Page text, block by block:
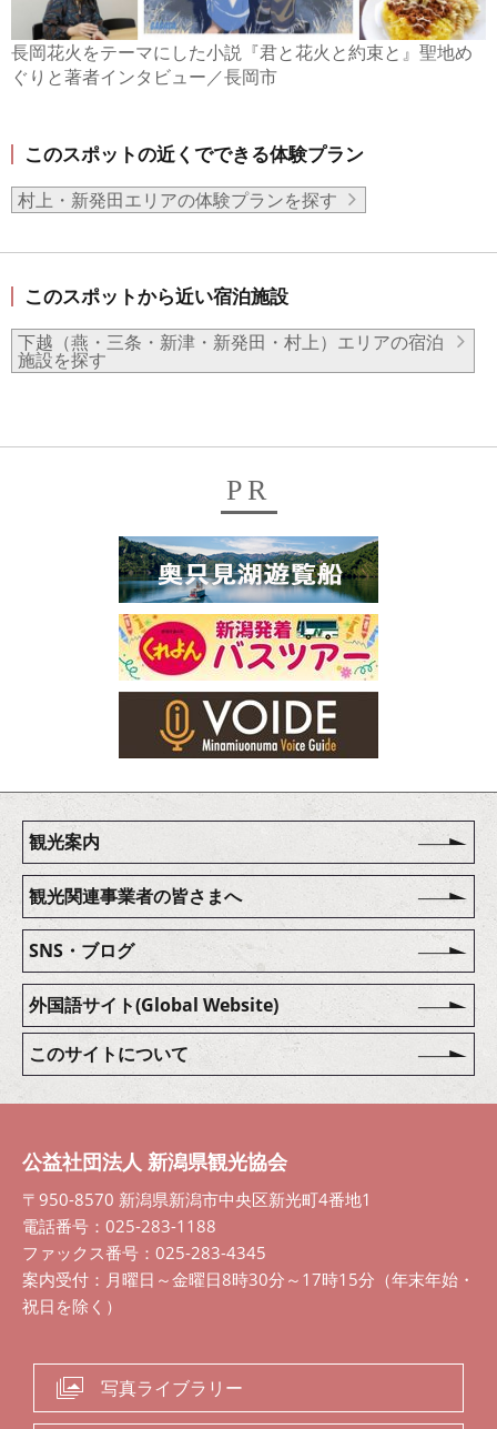
長岡花火をテーマにした小説『君と花火と約束と』聖地め
ぐりと著者インタビュー／長岡市
このスポットの近くでできる体験プラン
村上・新発田エリアの体験プランを探す
このスポットから近い宿泊施設
下越（燕・三条・新津・新発田・村上）エリアの宿泊
施設を探す
PR
観光案内
観光関連事業者の皆さまへ
SNS・ブログ
外国語サイト(Global Website)
このサイトについて
公益社団法人 新潟県観光協会
〒950-8570 新潟県新潟市中央区新光町4番地1
電話番号：025-283-1188
ファックス番号：025-283-4345
案内受付：月曜日～金曜日8時30分～17時15分（年末年始・
祝日を除く）
写真ライブラリー